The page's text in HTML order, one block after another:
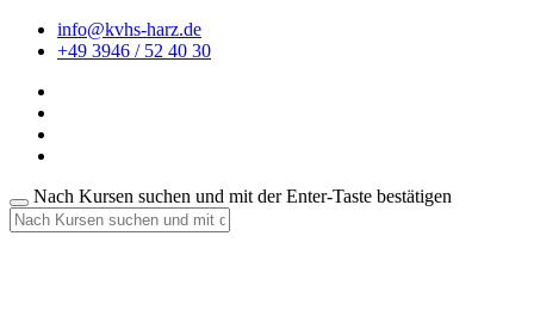
info@kvhs-harz.de
+49 3946 / 52 40 30
Nach Kursen suchen und mit der Enter-Taste bestätigen